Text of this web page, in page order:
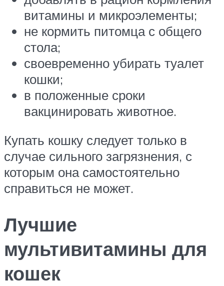
витамины и микроэлементы;
не кормить питомца с общего
стола;
своевременно убирать туалет
кошки;
в положенные сроки
вакцинировать животное.
Купать кошку следует только в
случае сильного загрязнения, с
которым она самостоятельно
справиться не может.
Лучшие
мультивитамины для
кошек